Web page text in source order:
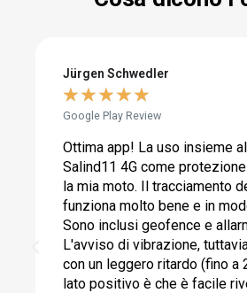
Jürgen Schwedler
★★★★★
Google Play Review
Ottima app! La uso insieme
Salind11 4G come
la mia moto. Il tracciamento
funziona molto bene e in
Sono inclusi geofence e
L'avviso di vibrazione,
con un leggero ritardo (fino a
lato positivo è che è facile